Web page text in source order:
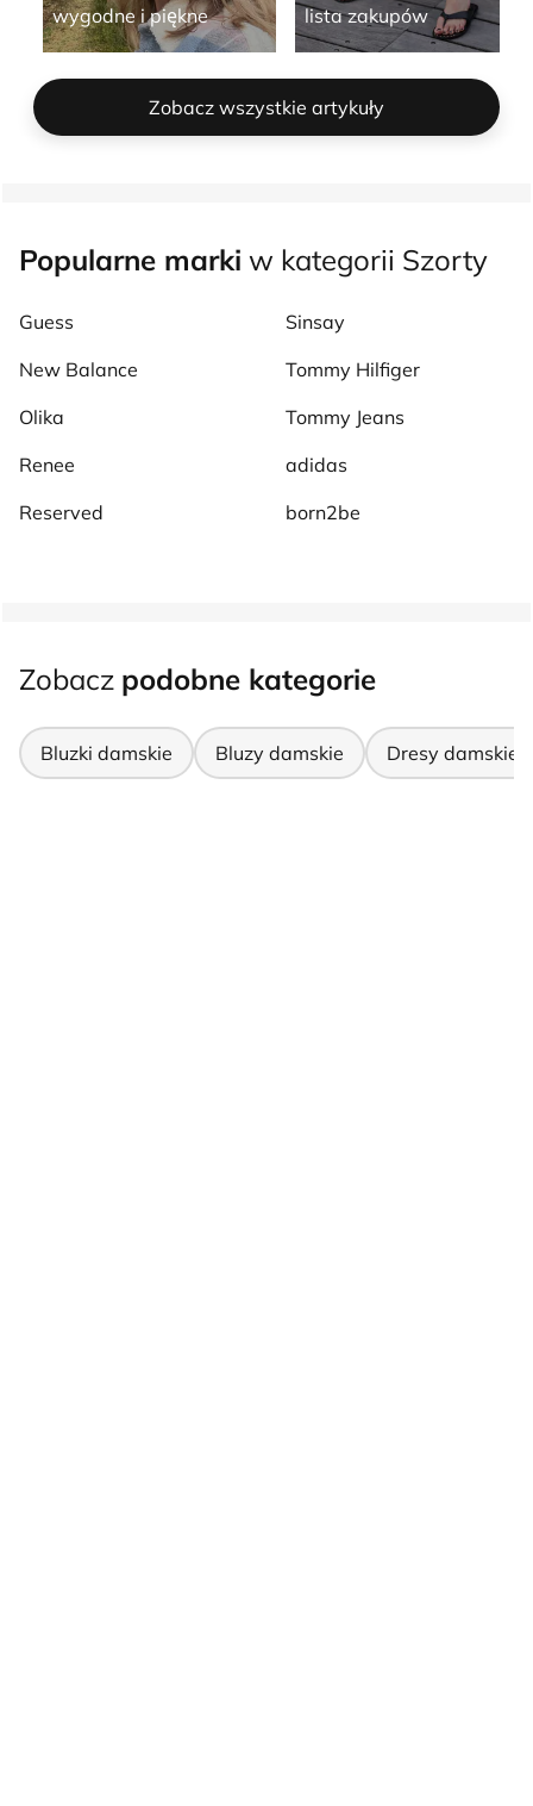
wygodne i piękne
lista zakupów
Zobacz wszystkie artykuły
Popularne marki w kategorii Szorty
Guess
New Balance
Olika
Renee
Reserved
Sinsay
Tommy Hilfiger
Tommy Jeans
adidas
born2be
Zobacz podobne kategorie
Bluzki damskie Bluzy damskie Dresy damskie